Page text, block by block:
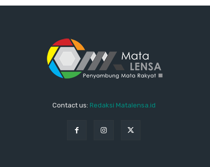
Contact us: Redaksi Matalensa.id